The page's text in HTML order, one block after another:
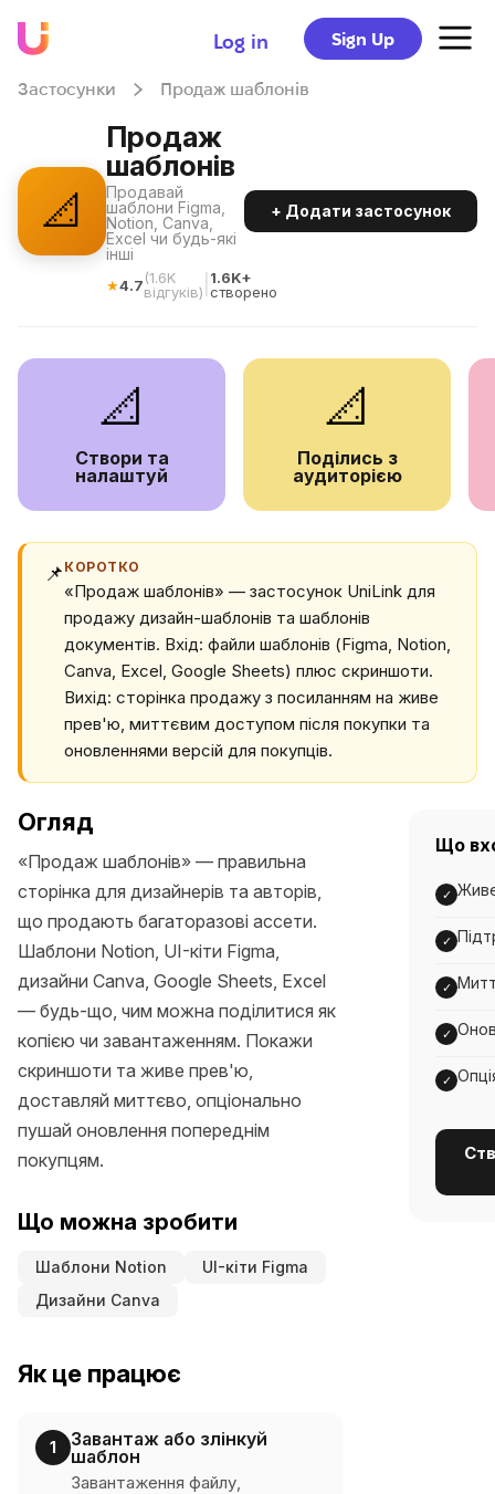
Log in Sign Up
Застосунки Продаж шаблонів
📐
Продаж
шаблонів
Продавай
шаблони Figma,
Notion, Canva,
Excel чи будь-які
інші
★4.7(1.6K
відгуків)
1.6K+
створено
+ Додати застосунок
📐
Створи та
налаштуй
📐
Поділись з
аудиторією
📌 КОРОТКО
«Продаж шаблонів» — застосунок UniLink для
продажу дизайн-шаблонів та шаблонів
документів. Вхід: файли шаблонів (Figma, Notion,
Canva, Excel, Google Sheets) плюс скриншоти.
Вихід: сторінка продажу з посиланням на живе
прев'ю, миттєвим доступом після покупки та
оновленнями версій для покупців.
Огляд
«Продаж шаблонів» — правильна
сторінка для дизайнерів та авторів,
що продають багаторазові ассети.
Шаблони Notion, UI-кіти Figma,
дизайни Canva, Google Sheets, Excel
— будь-що, чим можна поділитися як
копією чи завантаженням. Покажи
скриншоти та живе прев'ю,
доставляй миттєво, опціонально
пушай оновлення попереднім
покупцям.
Що можна зробити
Шаблони Notion
UI-кіти Figma
Дизайни Canva
Як це працює
1
Завантаж або злінкуй
шаблон
Завантаження файлу,
Що
✓
✓
✓
✓
✓